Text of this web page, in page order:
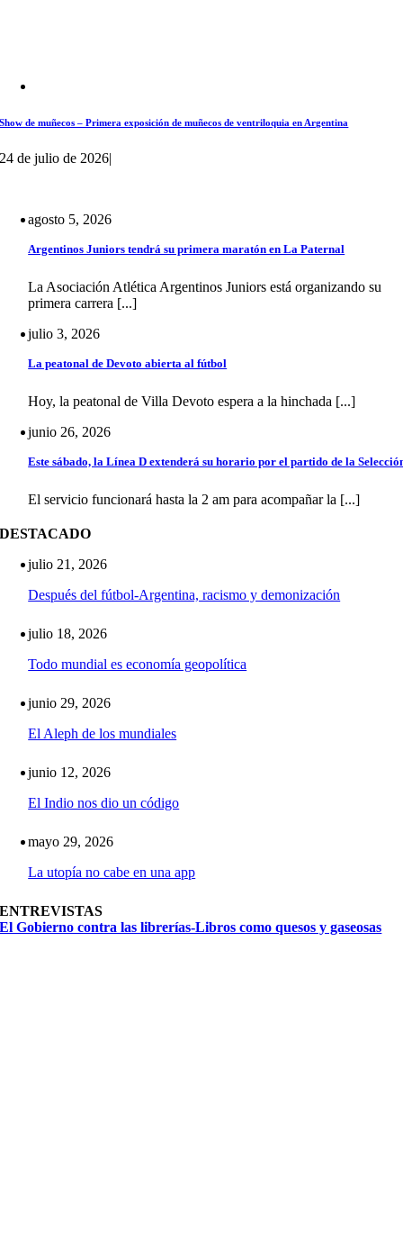
Show de muñecos – Primera exposición de muñecos de ventriloquia en Argentina
24 de julio de 2026|
agosto 5, 2026
Argentinos Juniors tendrá su primera maratón en La Paternal
La Asociación Atlética Argentinos Juniors está organizando su
primera carrera [...]
julio 3, 2026
La peatonal de Devoto abierta al fútbol
Hoy, la peatonal de Villa Devoto espera a la hinchada [...]
junio 26, 2026
Este sábado, la Línea D extenderá su horario por el partido de la
El servicio funcionará hasta la 2 am para acompañar la [...]
DESTACADO
julio 21, 2026
Después del fútbol-Argentina, racismo y demonización
julio 18, 2026
Todo mundial es economía geopolítica
junio 29, 2026
El Aleph de los mundiales
junio 12, 2026
El Indio nos dio un código
mayo 29, 2026
La utopía no cabe en una app
ENTREVISTAS
El Gobierno contra las librerías-Libros como quesos y gaseosas